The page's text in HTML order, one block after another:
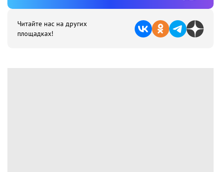
Читайте нас на других
площадках!